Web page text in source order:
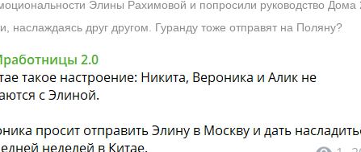
Элины Рахимовой и попросили руководство
наслаждаясь друг другом. Гуранду тоже отправят на Поляну?